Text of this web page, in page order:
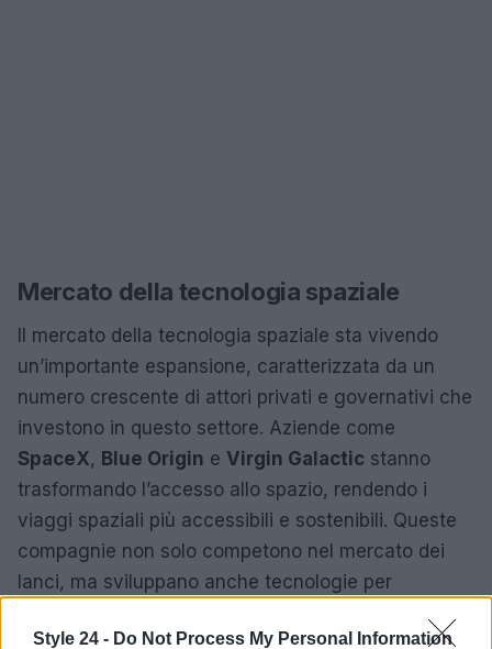
Style 24 - Do Not Process My Personal Information
Mercato della tecnologia spaziale
Il mercato della tecnologia spaziale sta vivendo
un’importante espansione, caratterizzata da un
numero crescente di attori privati e governativi che
investono in questo settore. Aziende come
SpaceX, Blue Origin e Virgin Galactic stanno
trasformando l’accesso allo spazio, rendendo i
viaggi spaziali più accessibili e sostenibili. Queste
compagnie non solo competono nel mercato dei
lanci, ma sviluppano anche tecnologie per